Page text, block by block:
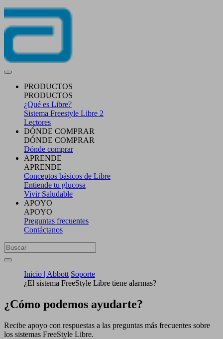
PRODUCTOS
PRODUCTOS
¿Qué es Libre?
Sistema Freestyle Libre 2
Lectores
DÓNDE COMPRAR
DÓNDE COMPRAR
Dónde comprar
APRENDE
APRENDE
Conceptos básicos de Libre
Entiende tu glucosa
Vivir Saludable
APOYO
APOYO
Preguntas frecuentes
Contáctanos
Inicio | Abbott Soporte
¿El sistema FreeStyle Libre tiene alarmas?
¿Cómo podemos ayudarte?
Recibe apoyo con respuestas a las preguntas más frecuentes sobre
los sistemas FreeStyle Libre.